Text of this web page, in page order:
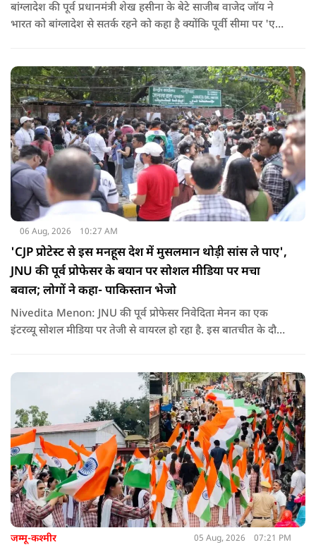
बांग्लादेश की पूर्व प्रधानमंत्री शेख हसीना के बेटे साजीब वाजेद जॉय ने
भारत को बांग्लादेश से सतर्क रहने को कहा है क्योंकि पूर्वी सीमा पर 'एक
होना चाहिए.
06 Aug, 2026 10:27 AM
'CJP प्रोटेस्ट से इस मनहूस देश में मुसलमान थोड़ी सांस ले पाए',
JNU की पूर्व प्रोफेसर के बयान पर सोशल मीडिया पर मचा
बवाल; लोगों ने कहा- पाकिस्तान भेजो
Nivedita Menon: JNU की पूर्व प्रोफेसर निवेदिता मेनन का एक
इंटरव्यू सोशल मीडिया पर तेजी से वायरल हो रहा है. इस बातचीत के दौरान
ज्यादा विवाद खड़ा कर दिया.
जम्मू-कश्मीर 05 Aug, 2026 07:21 PM